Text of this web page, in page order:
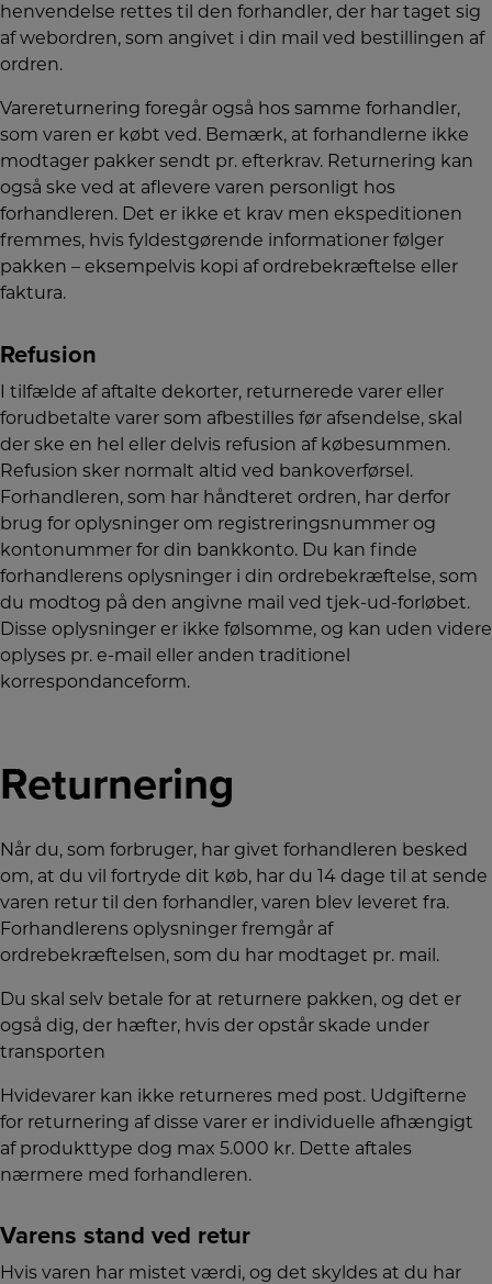
henvendelse rettes til den forhandler, der har taget sig
af webordren, som angivet i din mail ved bestillingen af
ordren.
Varereturnering foregår også hos samme forhandler,
som varen er købt ved. Bemærk, at forhandlerne ikke
modtager pakker sendt pr. efterkrav. Returnering kan
også ske ved at aflevere varen personligt hos
forhandleren. Det er ikke et krav men ekspeditionen
fremmes, hvis fyldestgørende informationer følger
pakken – eksempelvis kopi af ordrebekræftelse eller
faktura.
Refusion
I tilfælde af aftalte dekorter, returnerede varer eller
forudbetalte varer som afbestilles før afsendelse, skal
der ske en hel eller delvis refusion af købesummen.
Refusion sker normalt altid ved bankoverførsel.
Forhandleren, som har håndteret ordren, har derfor
brug for oplysninger om registreringsnummer og
kontonummer for din bankkonto. Du kan finde
forhandlerens oplysninger i din ordrebekræftelse, som
du modtog på den angivne mail ved tjek-ud-forløbet.
Disse oplysninger er ikke følsomme, og kan uden videre
oplyses pr. e-mail eller anden traditionel
korrespondanceform.
Returnering
Når du, som forbruger, har givet forhandleren besked
om, at du vil fortryde dit køb, har du 14 dage til at sende
varen retur til den forhandler, varen blev leveret fra.
Forhandlerens oplysninger fremgår af
ordrebekræftelsen, som du har modtaget pr. mail.
Du skal selv betale for at returnere pakken, og det er
også dig, der hæfter, hvis der opstår skade under
transporten
Hvidevarer kan ikke returneres med post. Udgifterne
for returnering af disse varer er individuelle afhængigt
af produkttype dog max 5.000 kr. Dette aftales
nærmere med forhandleren.
Varens stand ved retur
Hvis varen har mistet værdi, og det skyldes at du har